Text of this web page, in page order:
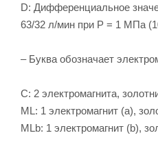
D: Дифференциальное
63/32 л/мин при P = 1 МПа
– Буква обозначает
C: 2 электромагнита,
ML: 1 электромагнит (a),
MLb: 1 электромагнит (b),